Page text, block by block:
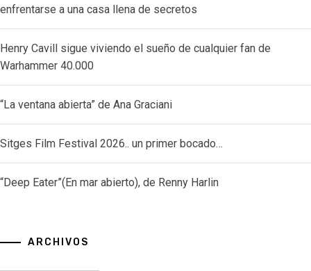
enfrentarse a una casa llena de secretos
Henry Cavill sigue viviendo el sueño de cualquier fan de
Warhammer 40.000
“La ventana abierta” de Ana Graciani
Sitges Film Festival 2026.. un primer bocado…
“Deep Eater”(En mar abierto), de Renny Harlin
ARCHIVOS